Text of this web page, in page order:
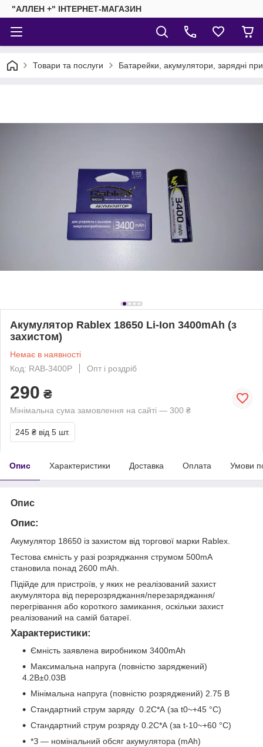
"АЛЛЕН +" ІНТЕРНЕТ-МАГАЗИН
Товари та послуги Батарейки, акумулятори, зарядні
Акумулятор Rablex 18650 Li-Ion 3400mAh (з
захистом)
Немає в наявності
Код: RAB-3400P
Опт і роздріб
290 ₴
Мінімальна сума замовлення на сайті — 300 ₴
245 ₴ від 5 шт.
Опис Характеристики Доставка Оплата Умови
Опис
Опис:
Акумулятор 18650 із захистом від торгової марки Rablex.
Тестова ємність у разі розряджання струмом 500mA
становила понад 2600 mAh.
Підійде для пристроїв, у яких не реалізований захист
акумулятора від перерозряджання/перезаряджання/
перегрівання або короткого замикання, оскільки захист
реалізований на самій батареї.
Характеристики:
Ємність заявлена виробником 3400mAh
Максимальна напруга (повністю заряджений)
4.2B±0.03В
Мінімальна напруга (повністю розряджений) 2.75 В
Стандартний струм заряду 0.2С*А (за t0~+45 °C)
Стандартний струм розряду 0.2С*А (за t-10~+60 °C)
*З — номінальний обсяг акумулятора (mAh)